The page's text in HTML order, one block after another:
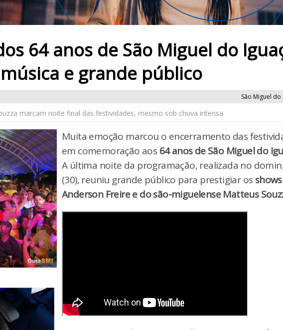
64 anos de São Miguel do
e grande público
São Miguel do
marcam noite final das festividades, mesmo sob chuva intensa
Muita emoção marcou o encerramento das
em comemoração aos 64 anos de São Miguel do
A última noite da programação, realizada no
(30), reuniu grande público para prestigiar os
Anderson Freire e do são-miguelense Matteus